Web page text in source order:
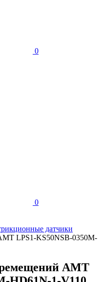
0
0
датчики
LPS1-KS50NSB-0350M-
AMT